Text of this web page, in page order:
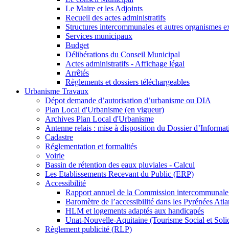
Le Maire et les Adjoints
Recueil des actes administratifs
Structures intercommunales et autres organismes
Services municipaux
Budget
Délibérations du Conseil Municipal
Actes administratifs - Affichage légal
Arrêtés
Règlements et dossiers téléchargeables
Urbanisme Travaux
Dépot demande d’autorisation d’urbanisme ou DIA
Plan Local d'Urbanisme (en vigueur)
Archives Plan Local d'Urbanisme
Antenne relais : mise à disposition du Dossier
Cadastre
Réglementation et formalités
Voirie
Bassin de rétention des eaux pluviales - Calcul
Les Etablissements Recevant du Public (ERP)
Accessibilité
Rapport annuel de la Commission
Baromètre de l’accessibilité dans les Pyrénées
HLM et logements adaptés aux handicapés
Unat-Nouvelle-Aquitaine (Tourisme Social et
Règlement publicité (RLP)